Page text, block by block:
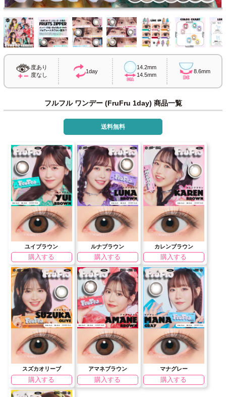
度あり
度なし
1day
14.2mm
14.5mm
8.6mm
フルフル ワンデー (FruFru 1day) 商品一覧
送料無料
ユイブラウン
購入する
ルナブラウン
購入する
カレンブラウン
購入する
スズカオリーブ
購入する
アマネブラウン
購入する
マナグレー
購入する